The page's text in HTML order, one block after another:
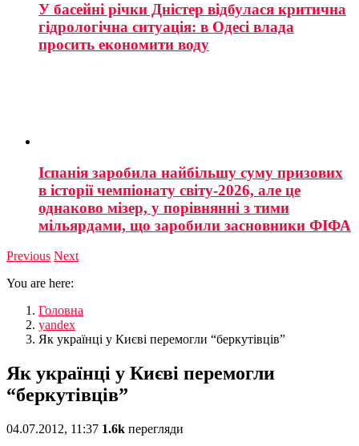
У басейні річки Дністер відбулася критична
гідрологічна ситуація: в Одесі влада
просить економити воду
Іспанія заробила найбільшу суму призових
в історії чемпіонату світу-2026, але це
однаково мізер, у порівнянні з тими
мільярдами, що заробили засновники ФІФА
Previous Next
You are here:
Головна
yandex
Як українці у Києві перемогли “беркутівців”
Як українці у Києві перемогли
“беркутівців”
04.07.2012, 11:37 1.6k перегляди